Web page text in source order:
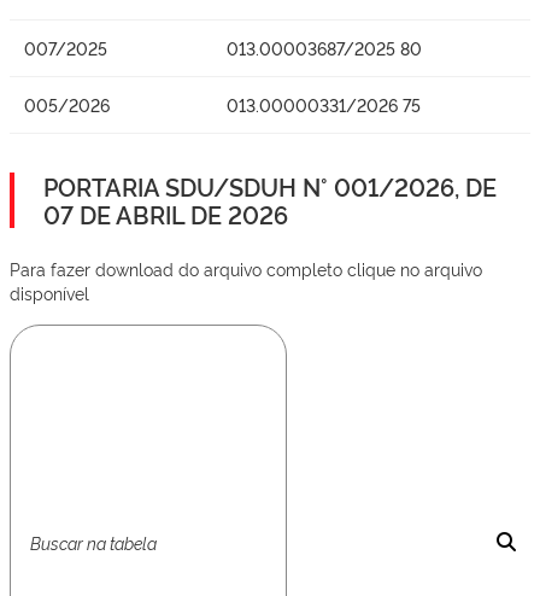
007/2025 013.00003687/2025 80
005/2026 013.00000331/2026 75
PORTARIA SDU/SDUH N° 001/2026, DE
07 DE ABRIL DE 2026
Para fazer download do arquivo completo clique no arquivo
disponível